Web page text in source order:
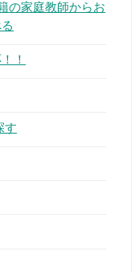
の家庭教師からお
！
す